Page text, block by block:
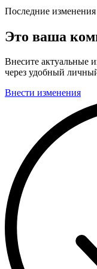
Последние изменения
Это ваша
Внесите актуальные
через удобный
Внести изменения